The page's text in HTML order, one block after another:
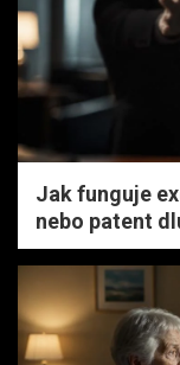
Jak funguje
nebo patent